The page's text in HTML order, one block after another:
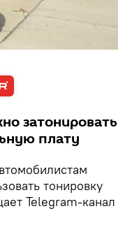
затонировать
плату
тонировку
Telegram-канал